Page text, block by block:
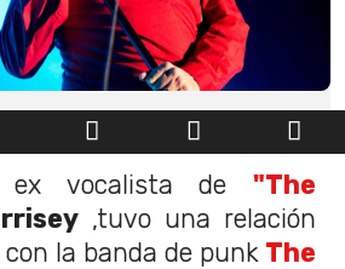
vocalista de "The
,tuvo una relación
con la banda de punk The